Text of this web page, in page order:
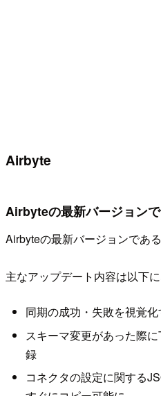
Airbyte
Airbyteの最新バージョン
Airbyteの最新バージョンであ
主なアップデート内容は以下に
同期の成功・失敗を視覚
スキーマ変更があった際
録
コネクタの設定に関する